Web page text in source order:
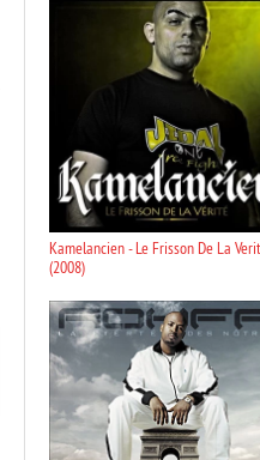
Kamelancien - Le Frisson De La
(2008)